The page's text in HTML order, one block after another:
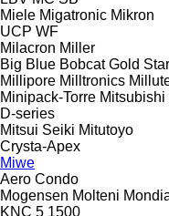
Miele Migatronic Mikron
UCP WF
Milacron Miller
Big Blue Bobcat Gold Star
Millipore Milltronics
Minipack-Torre
D-series
Mitsui Seiki Mitutoyo
Crysta-Apex
Miwe
Aero Condo
Mogensen Molteni
KNC 5 1500